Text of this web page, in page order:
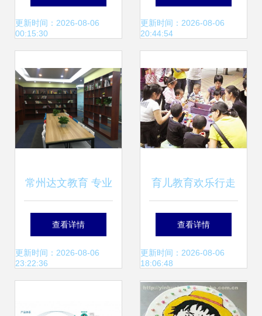
解家长教育难题
更新时间：2026-08-06
00:15:30
耕教育服务，点亮
更新时间：2026-08-06
20:44:54
常州达文教育 专业
教育咨询服务的卓
越之选
查看详情
更新时间：2026-08-06
23:22:36
育儿教育欢乐行走
进湖里社区，为家
庭解锁教育新捷径
查看详情
更新时间：2026-08-06
18:06:48